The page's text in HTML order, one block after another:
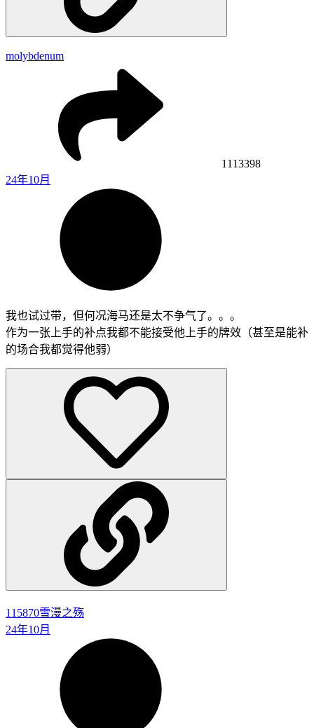
molybdenum
1113398
24年10月
我也试过带，但何况海马还是太不争气了。。。
作为一张上手的补点我都不能接受他上手的牌效（甚至是能补
的场合我都觉得他弱）
115870雪漫之殇
24年10月